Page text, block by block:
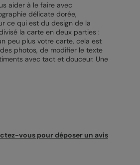
aider à le faire avec
délicate dorée,
ce qui est du design de la
la carte en deux parties :
peu plus votre carte, cela est
photos, de modifier le texte
avec tact et douceur. Une
vous pour déposer un avis